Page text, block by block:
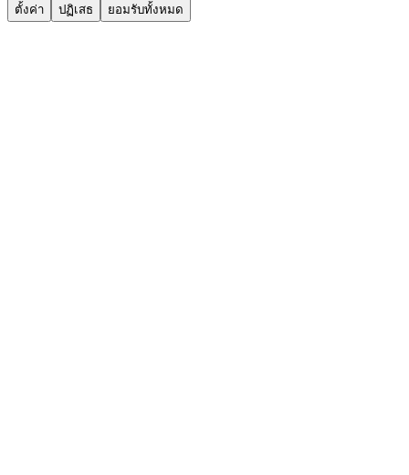
ตั้งค่า ปฏิเสธ ยอมรับทั้งหมด